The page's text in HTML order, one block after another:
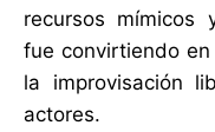
recursos mímicos
fue convirtiendo
la improvisación
actores.